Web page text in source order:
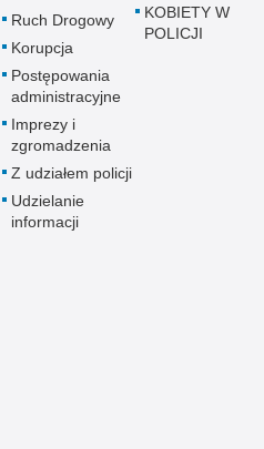
Ruch Drogowy
Korupcja
Postępowania
administracyjne
Imprezy i
zgromadzenia
Z udziałem policji
Udzielanie
informacji
KOBIETY W
POLICJI